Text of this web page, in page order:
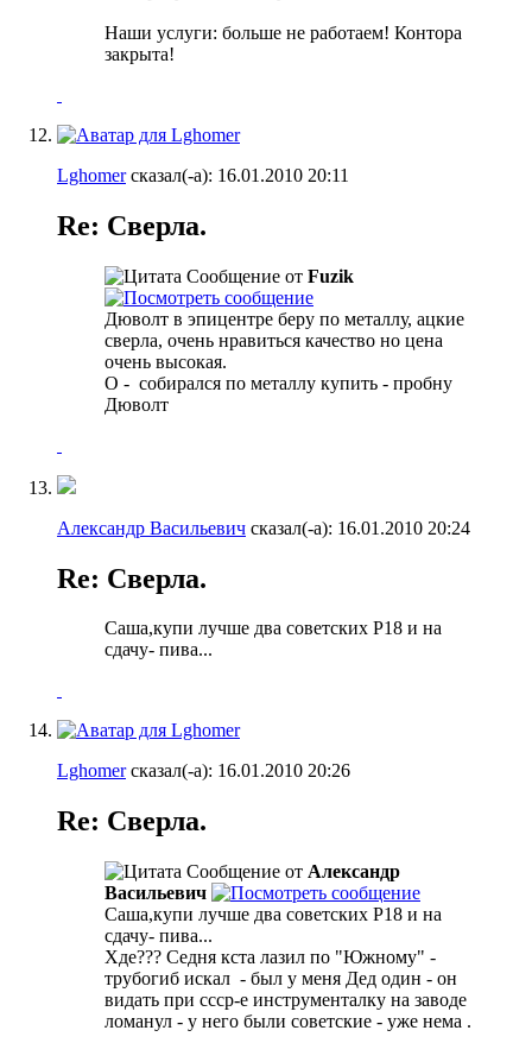
Наши услуги: больше не работаем! Контора
закрыта!
Lghomerсказал(-а): 16.01.2010 20:11
Re: Сверла.
Сообщение от Fuzik
Дюволт в эпицентре беру по металлу, ацкие
сверла, очень нравиться качество но цена
очень высокая.
О - собирался по металлу купить - пробну
Дюволт
Александр Васильевич сказал(-а): 16.01.2010 20:24
Re: Сверла.
Саша,купи лучше два советских Р18 и на
сдачу- пива...
Lghomerсказал(-а): 16.01.2010 20:26
Re: Сверла.
Сообщение от Александр
Васильевич
Саша,купи лучше два советских Р18 и на
сдачу- пива...
Хде??? Седня кста лазил по "Южному" -
трубогиб искал - был у меня Дед один - он
видать при ссср-е инструменталку на заводе
ломанул - у него были советские - уже нема .